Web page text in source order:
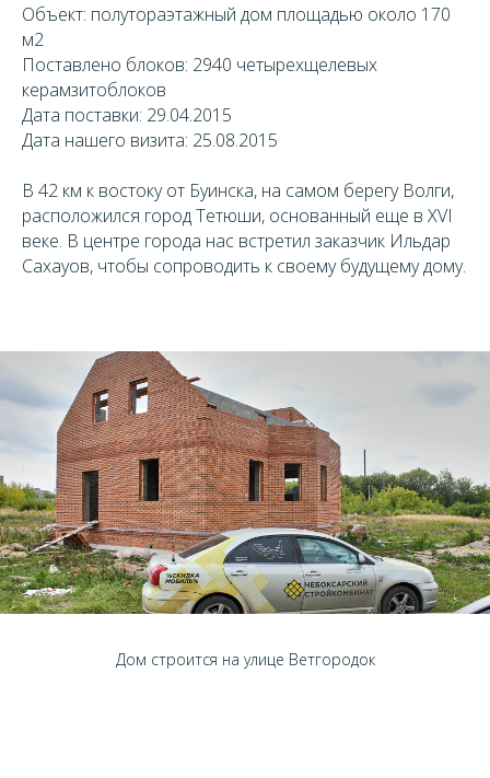
Объект: полутораэтажный дом площадью около 170
м2
Поставлено блоков: 2940 четырехщелевых
керамзитоблоков
Дата поставки: 29.04.2015
Дата нашего визита: 25.08.2015
В 42 км к востоку от Буинска, на самом берегу Волги,
расположился город Тетюши, основанный еще в XVI
веке. В центре города нас встретил заказчик Ильдар
Сахауов, чтобы сопроводить к своему будущему дому.
Дом строится на улице Ветгородок